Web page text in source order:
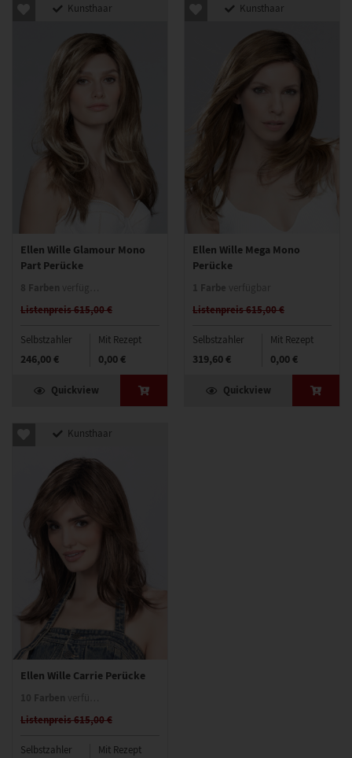
Kunsthaar
Ellen Wille Glamour Mono
Part Perücke
Listenpreis 615,00 €
Selbstzahler
246,00 €
Mit Rezept
0,00 €
Quickview
Kunsthaar
Ellen Wille Mega Mono
Perücke
Listenpreis 615,00 €
Selbstzahler
319,60 €
Mit Rezept
0,00 €
Quickview
Kunsthaar
Ellen Wille Carrie Perücke
Listenpreis 615,00 €
Selbstzahler Mit Rezept